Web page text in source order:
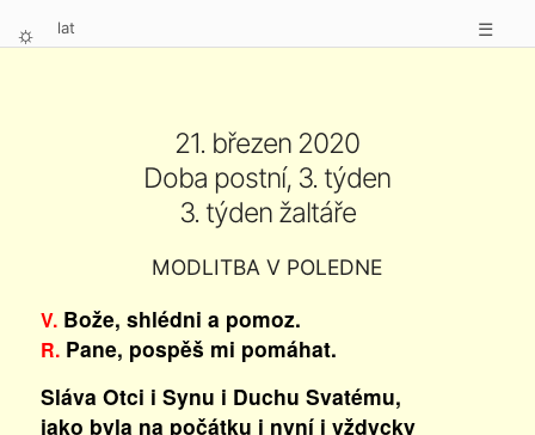
⛭ lat ☰
21. březen 2020
Doba postní, 3. týden
3. týden žaltáře
MODLITBA V POLEDNE
V.Bože, shlédni a pomoz.
R.Pane, pospěš mi pomáhat.
Sláva Otci i Synu i Duchu Svatému,
jako byla na počátku i nyní i vždycky